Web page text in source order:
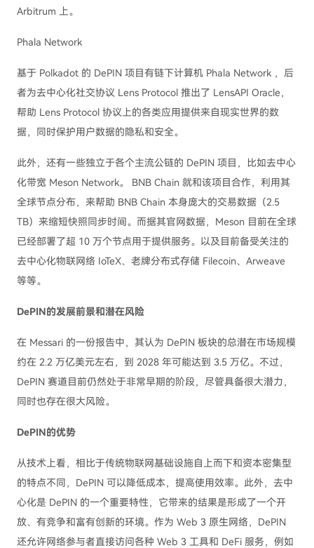
Arbitrum 上。
Phala Network
基于 Polkadot 的 DePIN 项目有链下计算机 Phala Network ，后
者为去中心化社交协议 Lens Protocol 推出了 LensAPI Oracle，
帮助 Lens Protocol 协议上的各类应用提供来自现实世界的数
据，同时保护用户数据的隐私和安全。
此外，还有一些独立于各个主流公链的 DePIN 项目，比如去中心
化带宽 Meson Network。 BNB Chain 就和该项目合作，利用其
全球节点分布，来帮助 BNB Chain 本身庞大的交易数据（2.5
TB）来缩短快照同步时间。而据其官网数据，Meson 目前在全球
已经部署了超 10 万个节点用于提供服务。以及目前备受关注的
去中心化物联网络 IoTeX、老牌分布式存储 Filecoin、Arweave
等等。
DePIN的发展前景和潜在风险
在 Messari 的一份报告中，其认为 DePIN 板块的总潜在市场规模
约在 2.2 万亿美元左右，到 2028 年可能达到 3.5 万亿。不过，
DePIN 赛道目前仍然处于非常早期的阶段，尽管具备很大潜力，
同时也存在很大风险。
DePIN的优势
从技术上看，相比于传统物联网基础设施自上而下和资本密集型
的特点不同，DePIN 可以降低成本，提高使用效率。此外，去中
心化是 DePIN 的一个重要特性，它带来的结果是形成了一个开
放、有竞争和富有创新的环境。作为 Web 3 原生网络，DePIN
还允许网络参与者直接访问各种 Web 3 工具和 DeFi 服务，例如